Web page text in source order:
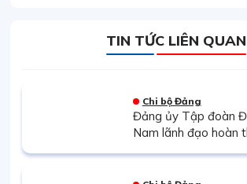
TIN TỨC LIÊN QUAN
Chi bộ Đảng
Đảng ủy Tập đoàn
Nam lãnh đạo hoàn